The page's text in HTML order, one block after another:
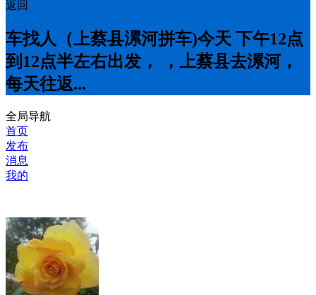
返回
车找人（上蔡县漯河拼车)今天 下午12点
到12点半左右出发， ，上蔡县去漯河，
每天往返...
全局导航
首页
发布
消息
我的